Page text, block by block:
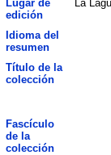
Lugar de
edición
La
Idioma del
resumen
Título de la
colección
Fascículo
de la
colección